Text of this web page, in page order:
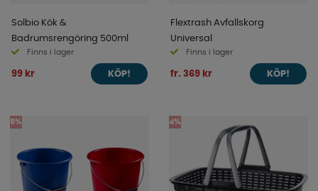
Solbio Kök &
Badrumsrengöring 500ml
Finns i lager
99 kr KÖP!
Flextrash Avfallskorg
Universal
Finns i lager
fr. 369 kr KÖP!
5% 4%